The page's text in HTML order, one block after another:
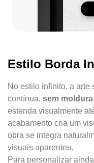
Estilo Borda
No estilo infinito, a arte
contínua, sem moldura
estenda visualmente
acabamento cria um
obra se integra
visuais aparentes.
Para personalizar